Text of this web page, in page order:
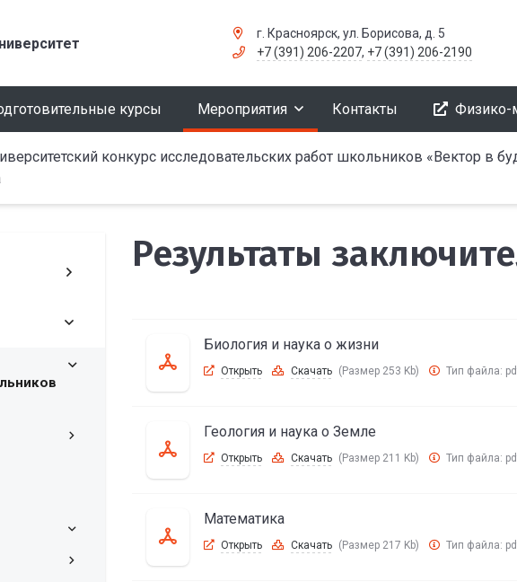
г. Красноярск, ул. Борисова, д. 5
+7 (391) 206-2207, +7 (391) 206-2190
курсы Мероприятия Контакты Физико-
конкурс исследовательских работ школьников «Вектор в
Результаты
Биология и наука о жизни
Открыть Скачать (Размер 253 Kb) Тип файла:
Геология и наука о Земле
Открыть Скачать (Размер 211 Kb) Тип файла:
Математика
Открыть Скачать (Размер 217 Kb) Тип файла: